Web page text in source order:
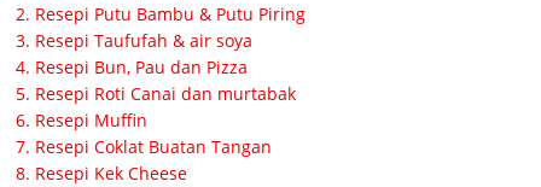
2. Resepi Putu Bambu & Putu Piring
3. Resepi Taufufah & air soya
4. Resepi Bun, Pau dan Pizza
5. Resepi Roti Canai dan murtabak
6. Resepi Muffin
7. Resepi Coklat Buatan Tangan
8. Resepi Kek Cheese